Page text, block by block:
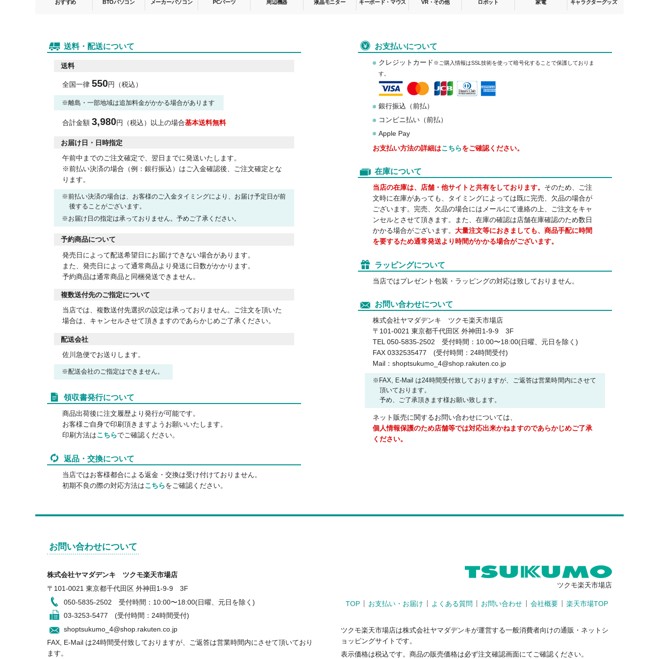
送料・配送について
送料
全国一律 550円（税込）
離島・一部地域は追加料金がかかる場合があります
合計金額 3,980円（税込）以上の場合基本送料無料
お届け日・日時指定
午前中までのご注文確定で、翌日までに発送いたします。
※前払い決済の場合（例：銀行振込）はご入金確認後、ご注文確定とな
ります。
前払い決済の場合は、お客様のご入金タイミングにより、お届け予定日が前
後することがございます。
お届け日の指定は承っておりません。予めご了承ください。
予約商品について
発売日によって配送希望日にお届けできない場合があります。
また、発売日によって通常商品より発送に日数がかかります。
予約商品は通常商品と同梱発送できません。
複数送付先のご指定について
当店では、複数送付先選択の設定は承っておりません。ご注文を頂いた
場合は、キャンセルさせて頂きますのであらかじめご了承ください。
配送会社
佐川急便でお送りします。
配送会社のご指定はできません。
領収書発行について
商品出荷後に注文履歴より発行が可能です。
お客様ご自身で印刷頂きますようお願いいたします。
印刷方法はこちらでご確認ください。
返品・交換について
当店ではお客様都合による返金・交換は受け付けておりません。
初期不良の際の対応方法はこちらをご確認ください。
お支払いについて
クレジットカード ※ご購入情報はSSL技術を使って暗号化することで保護しておりま
す。
銀行振込（前払）
コンビニ払い（前払）
Apple Pay
お支払い方法の詳細はこちらをご確認ください。
在庫について
当店の在庫は、店舗・他サイトと共有をしております。 そのため、ご注
文時に在庫があっても、タイミングによっては既に完売、欠品の場合が
ございます。完売、欠品の場合にはメールにて連絡の上、ご注文をキャ
ンセルとさせて頂きます。また、在庫の確認は店舗在庫確認のため数日
かかる場合がございます。大量注文等におきましても、商品手配に時間
を要するため通常発送より時間がかかる場合がございます。
ラッピングについて
当店ではプレゼント包装・ラッピングの対応は致しておりません。
お問い合わせについて
株式会社ヤマダデンキ ツクモ楽天市場店
〒101-0021 東京都千代田区 外神田1-9-9 3F
TEL 050-5835-2502 受付時間：10:00〜18:00(日曜、元日を除く)
FAX 0332535477 (受付時間：24時間受付)
Mail：shoptsukumo_4@shop.rakuten.co.jp
FAX, E-Mail は24時間受付致しておりますが、ご返答は営業時間内にさせて
頂いております。
予め、ご了承頂きます様お願い致します。
ネット販売に関するお問い合わせについては、
個人情報保護のため店舗等では対応出来かねますのであらかじめご了承
ください。
お問い合わせについて
株式会社ヤマダデンキ ツクモ楽天市場店
〒101-0021 東京都千代田区 外神田1-9-9 3F
050-5835-2502 受付時間：10:00〜18:00(日曜、元日を除く)
03-3253-5477 (受付時間：24時間受付)
shoptsukumo_4@shop.rakuten.co.jp
FAX, E-Mail は24時間受付致しておりますが、ご返答は営業時間内にさせて頂いており
ます。
ツクモ楽天市場店
TOP お支払い・お届け よくある質問 お問い合わせ 会社概要 楽天市場TOP
ツクモ楽天市場店は株式会社ヤマダデンキが運営する一般消費者向けの通販・ネットシ
ョッピングサイトです。
表示価格は税込です。商品の販売価格は必ず注文確認画面にてご確認ください。